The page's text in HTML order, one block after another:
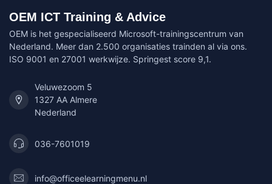
OEM ICT Training & Advice
OEM is het gespecialiseerd Microsoft-trainingscentrum van
Nederland. Meer dan 2.500 organisaties trainden al via ons.
ISO 9001 en 27001 werkwijze. Springest score 9,1.
Veluwezoom 5
1327 AA Almere
Nederland
036-7601019
info@officeelearningmenu.nl